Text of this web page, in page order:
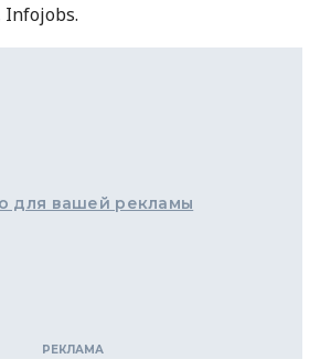
Infojobs.
для вашей рекламы